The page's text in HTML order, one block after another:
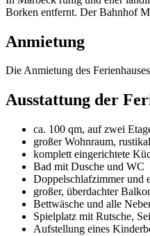
Borken entfernt. Der Bahnhof
Anmietung
Die Anmietung des
Ausstattung der
ca. 100 qm, auf zwei
großer Wohnraum,
komplett eingerichtete
Bad mit Dusche und WC
Doppelschlafzimmer und
großer, überdachter
Bettwäsche und alle
Spielplatz mit Rutsche,
Aufstellung eines